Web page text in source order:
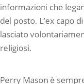
informazioni che
del posto. L’ex capo
lasciato
religiosi.
Perry Mason è